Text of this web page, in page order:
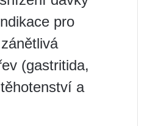
pro
(gastritida,
a